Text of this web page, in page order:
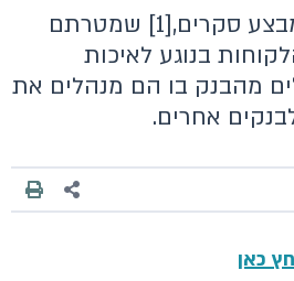
פיקוח על הבנקים מבצע סקרים,[1] שמטרתם
בנוגע לאיכות
מהבנק בו הם מנהלים את
אחרים.
כאן